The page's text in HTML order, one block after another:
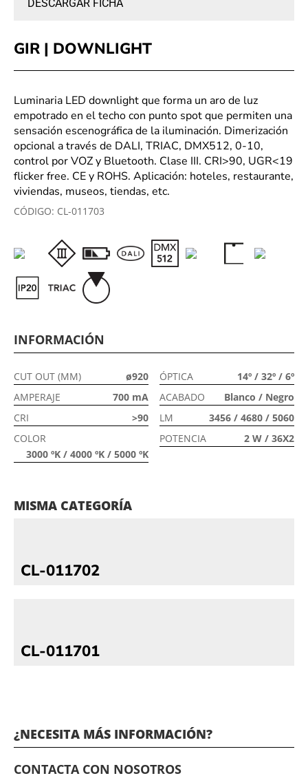
DESCARGAR FICHA
GIR | DOWNLIGHT
Luminaria LED downlight que forma un aro de luz
empotrado en el techo con punto spot que permiten una
sensación escenográfica de la iluminación. Dimerización
opcional a través de DALI, TRIAC, DMX512, 0-10,
control por VOZ y Bluetooth. Clase III. CRI>90, UGR<19
flicker free. CE y ROHS. Aplicación: hoteles, restaurante,
viviendas, museos, tiendas, etc.
CÓDIGO: CL-011703
INFORMACIÓN
CUT OUT (MM)
ø920
AMPERAJE
700 mA
CRI
>90
COLOR
3000 ºK / 4000 ºK / 5000 ºK
ÓPTICA
14º / 32º / 6º
ACABADO
Blanco / Negro
LM
3456 / 4680 / 5060
POTENCIA
2 W / 36X2
MISMA CATEGORÍA
CL-011702
CL-011701
¿NECESITA MÁS INFORMACIÓN?
CONTACTA CON NOSOTROS